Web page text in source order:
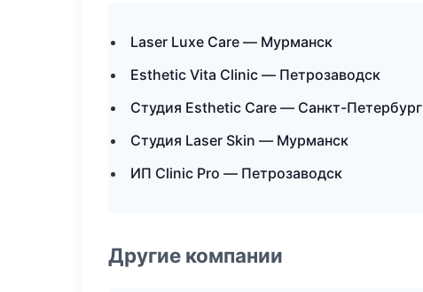
Laser Luxe Care — Мурманск
Esthetic Vita Clinic — Петрозаводск
Студия Esthetic Care — Санкт-Петербург
Студия Laser Skin — Мурманск
ИП Clinic Pro — Петрозаводск
Другие компании